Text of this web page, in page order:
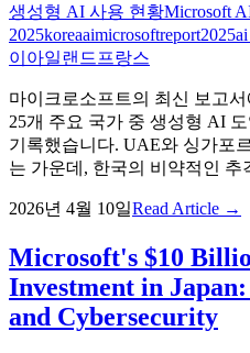
생성형 AI 사용 현황Microsoft
2025koreaaimicrosoftreport2025
이 아일랜드 프랑스
마이크로소프트의 최신 보고
25개 주요 국가 중 생성형 AI
기록했습니다. UAE와 싱가포
는 가운데, 한국의 비약적인 추
2026년 4월 10일Read Article →
Microsoft's $10
Investment in
and Cybersecurity